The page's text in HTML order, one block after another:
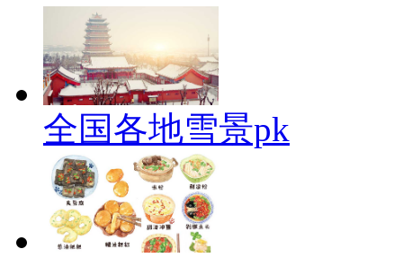
全国各地雪景pk